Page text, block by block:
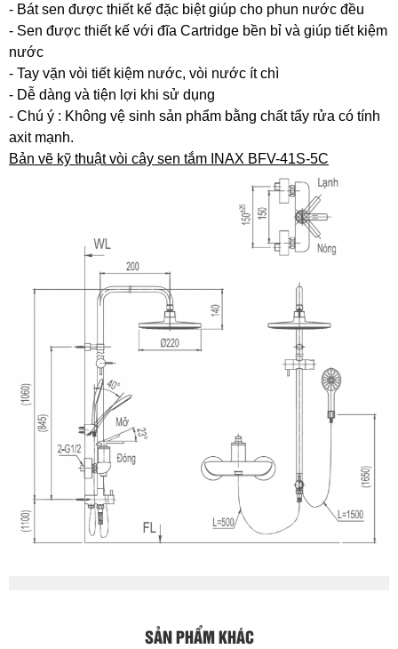
- Bát sen được thiết kế đặc biệt giúp cho phun nước đều
- Sen được thiết kế với đĩa Cartridge bền bỉ và giúp tiết kiệm
nước
- Tay vặn vòi tiết kiệm nước, vòi nước ít chì
- Dễ dàng và tiện lợi khi sử dụng
- Chú ý : Không vệ sinh sản phẩm bằng chất tẩy rửa có tính
axit mạnh.
Bản vẽ kỹ thuật vòi cây sen tắm INAX BFV-41S-5C
SẢN PHẨM KHÁC